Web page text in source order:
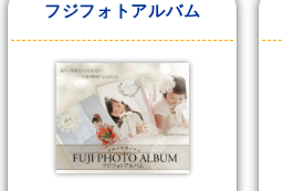
フジフォトアルバム